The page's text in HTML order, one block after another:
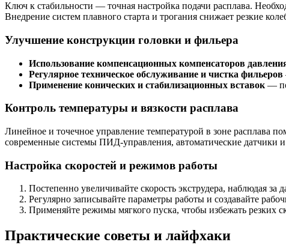
Ключ к стабильности — точная настройка подачи расплава.
Внедрение систем плавного старта и трогания снижает резкие
Улучшение конструкции головки и фильера
Использование компенсационных компенсаторов
Регулярное техническое обслуживание и чистка фильеров
Применение конических и стабилизационных вставок —
Контроль температуры и вязкости расплава
Линейное и точечное управление температурой в зоне расплава
современные системы ПИД-управления, автоматические датчики
Настройка скоростей и режимов работы
Постепенно увеличивайте скорость экструдера, наблюдая за
Регулярно записывайте параметры работы и создавайте
Применяйте режимы мягкого пуска, чтобы избежать резких
Практические советы и лайфхаки